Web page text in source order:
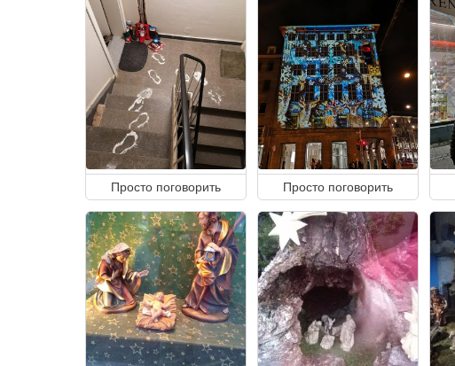
Просто поговорить Просто поговорить